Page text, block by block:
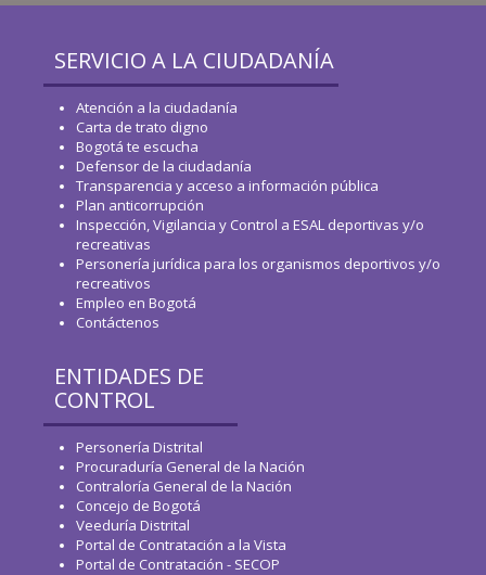
SERVICIO A LA CIUDADANÍA
Atención a la ciudadanía
Carta de trato digno
Bogotá te escucha
Defensor de la ciudadanía
Transparencia y acceso a información pública
Plan anticorrupción
Inspección, Vigilancia y Control a ESAL deportivas y/o
recreativas
Personería jurídica para los organismos deportivos y/o
recreativos
Empleo en Bogotá
Contáctenos
ENTIDADES DE
CONTROL
Personería Distrital
Procuraduría General de la Nación
Contraloría General de la Nación
Concejo de Bogotá
Veeduría Distrital
Portal de Contratación a la Vista
Portal de Contratación - SECOP